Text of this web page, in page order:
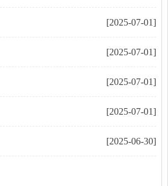
[2025-07-01]
[2025-07-01]
[2025-07-01]
[2025-07-01]
[2025-06-30]